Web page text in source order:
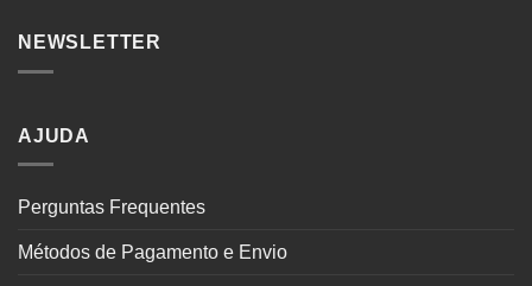
NEWSLETTER
AJUDA
Perguntas Frequentes
Métodos de Pagamento e Envio